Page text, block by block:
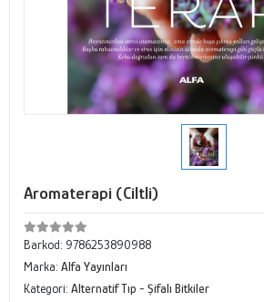
Aromaterapi (Ciltli)
Barkod: 9786253890988
Marka: Alfa Yayınları
Kategori: Alternatif Tıp - Şifalı Bitkiler